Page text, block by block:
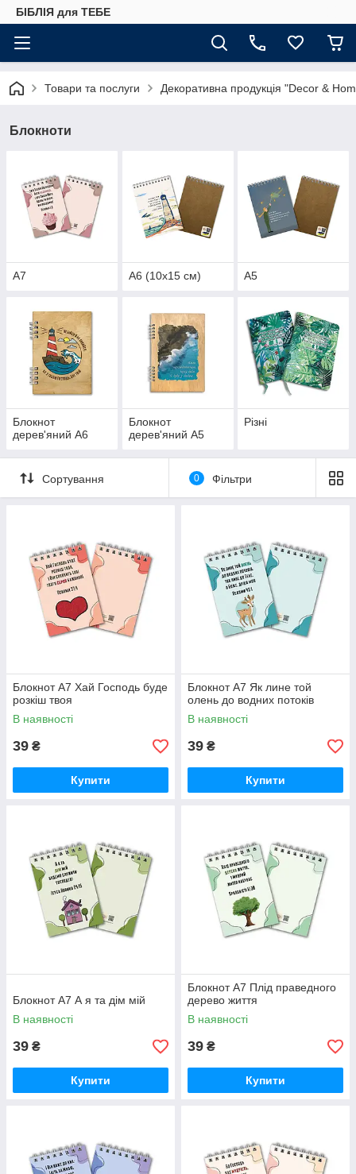
БІБЛІЯ для ТЕБЕ
Товари та послуги Декоративна продукція "Decor &
Блокноти
А7 А6 (10х15 см) А5
Блокнот
дерев'яний А6
Блокнот
дерев'яний А5
Різні
Сортування 0 Фільтри
Блокнот А7 Хай Господь буде
розкіш твоя
В наявності
39 ₴
Купити
Блокнот А7 Як лине той
олень до водних потоків
В наявності
39 ₴
Купити
Блокнот А7 А я та дім мій
В наявності
39 ₴
Купити
Блокнот А7 Плід праведного
дерево життя
В наявності
39 ₴
Купити